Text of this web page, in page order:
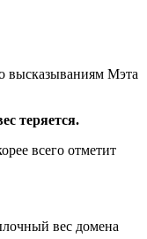
высказываниям Мэта
теряется.
всего отметит
вес домена